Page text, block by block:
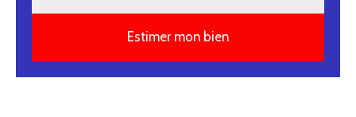
Estimer mon bien